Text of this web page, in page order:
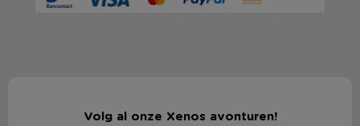
Volg al onze Xenos avonturen!